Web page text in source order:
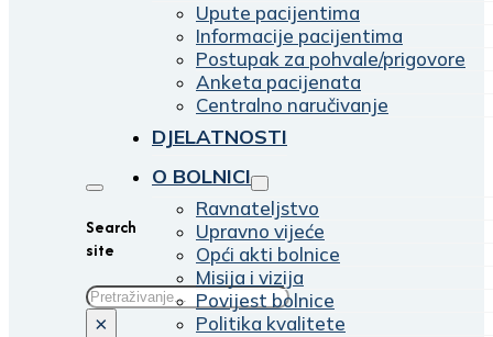
Search
site
Traži
×
Upute pacijentima
Informacije pacijentima
Postupak za pohvale/prigovore
Anketa pacijenata
Centralno naručivanje
DJELATNOSTI
O BOLNICI
Ravnateljstvo
Upravno vijeće
Opći akti bolnice
Misija i vizija
Povijest bolnice
Politika kvalitete